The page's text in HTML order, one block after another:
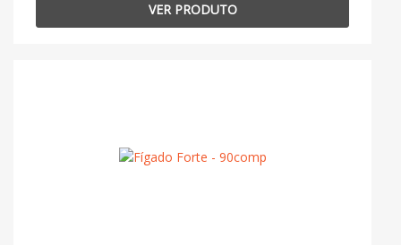
VER PRODUTO